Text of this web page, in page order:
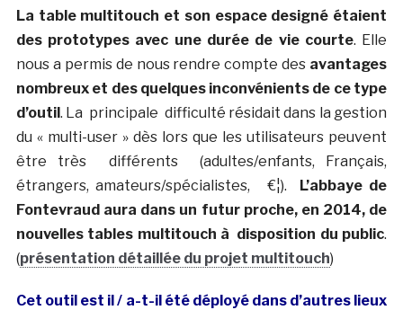
La table multitouch et son espace designé étaient
des prototypes avec une durée de vie courte. Elle
nous a permis de nous rendre compte des avantages
nombreux et des quelques inconvénients de ce type
d’outil. La principale difficulté résidait dans la gestion
du « multi-user » dès lors que les utilisateurs peuvent
être très différents (adultes/enfants, Français,
étrangers, amateurs/spécialistes, €¦).
L’abbaye de
Fontevraud aura dans un futur proche, en 2014, de
nouvelles tables multitouch à disposition du public.
(présentation détaillée du projet multitouch)
Cet outil est il / a-t-il été déployé dans d’autres lieux